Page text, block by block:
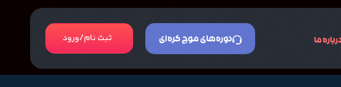
ما دوره‌های موج کره‌ای ثبت نام/ورود